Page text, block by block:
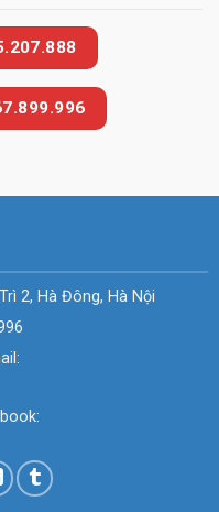
2, Hà Đông, Hà Nội